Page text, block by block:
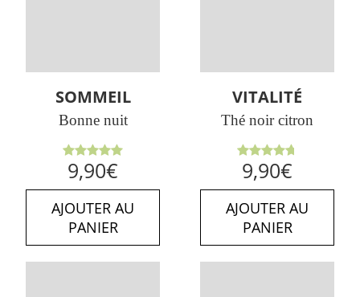
SOMMEIL
Bonne nuit
Note5.00
sur 5
9,90€
AJOUTER AU
PANIER
VITALITÉ
Thé noir citron
Note
4.75sur
5
9,90€
AJOUTER AU
PANIER